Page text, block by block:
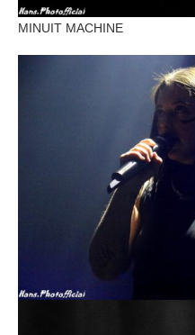
MINUIT MACHINE